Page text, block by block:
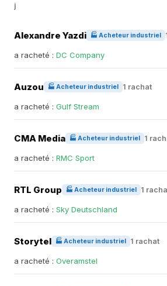
j
Alexandre Yazdi 🏭 Acheteur industriel
a racheté : DC Company
Auzou 🏭 Acheteur industriel 1 rachat
a racheté : Gulf Stream
CMA Media 🏭 Acheteur industriel 1
a racheté : RMC Sport
RTL Group 🏭 Acheteur industriel 1
a racheté : Sky Deutschland
Storytel 🏭 Acheteur industriel 1 rachat
a racheté : Overamstel